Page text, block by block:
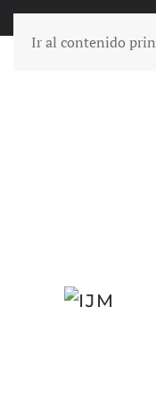
Ir al contenido